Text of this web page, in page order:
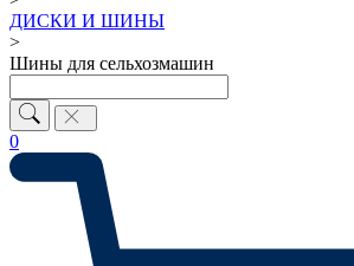
ДИСКИ И ШИНЫ
>
Шины для сельхозмашин
0